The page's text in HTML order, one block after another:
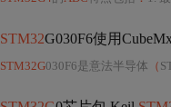
STM32G030F6使用
STM32G030F6是意法半导体 （